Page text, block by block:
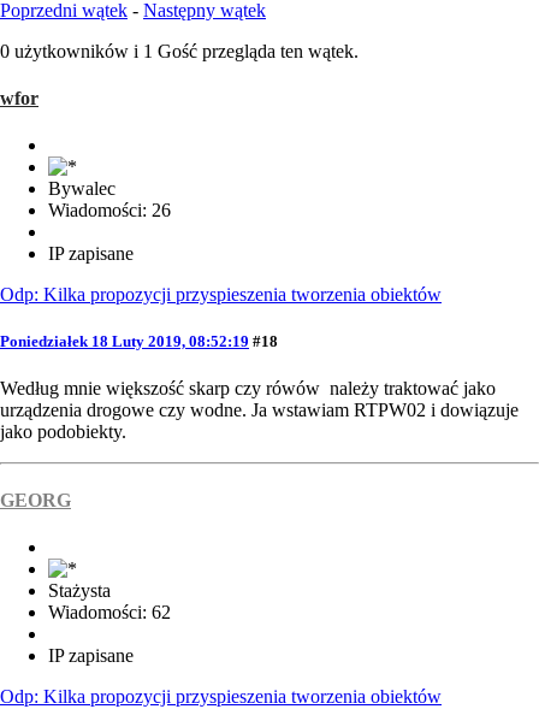
Poprzedni wątek - Następny wątek
0 użytkowników i 1 Gość przegląda ten wątek.
wfor
Bywalec
Wiadomości: 26
IP zapisane
Odp: Kilka propozycji przyspieszenia tworzenia obiektów
Poniedziałek 18 Luty 2019, 08:52:19 #18
Według mnie większość skarp czy rówów należy traktować jako
urządzenia drogowe czy wodne. Ja wstawiam RTPW02 i dowiązuje
jako podobiekty.
GEORG
Stażysta
Wiadomości: 62
IP zapisane
Odp: Kilka propozycji przyspieszenia tworzenia obiektów